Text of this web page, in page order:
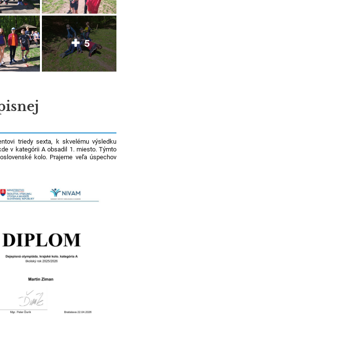
5
triedy sexta, k skvelému výsledku
v kategórii A obsadil 1. miesto. Týmto
kolo. Prajeme veľa úspechov